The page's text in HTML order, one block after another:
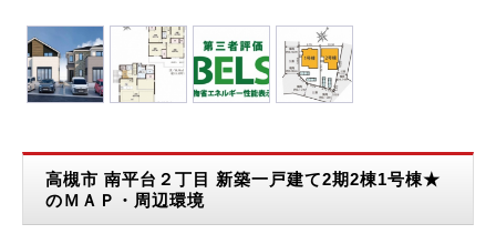
高槻市 南平台２丁目 新築一戸建て2期2棟1号棟★
のＭＡＰ・周辺環境